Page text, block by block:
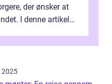
der ønsker at
I denne artikel
2025